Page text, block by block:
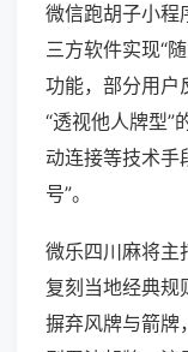
微信跑胡子小程
三方软件实现“
功能，部分用户
“透视他人牌型”
动连接等技术手
号”。
微乐四川麻将主
复刻当地经典规
摒弃风牌与箭牌